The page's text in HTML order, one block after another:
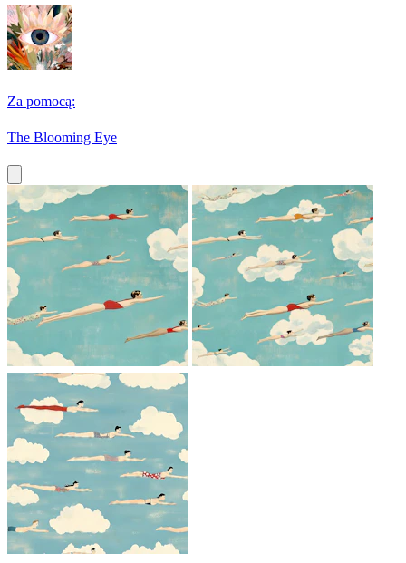
Za pomocą:
The Blooming Eye